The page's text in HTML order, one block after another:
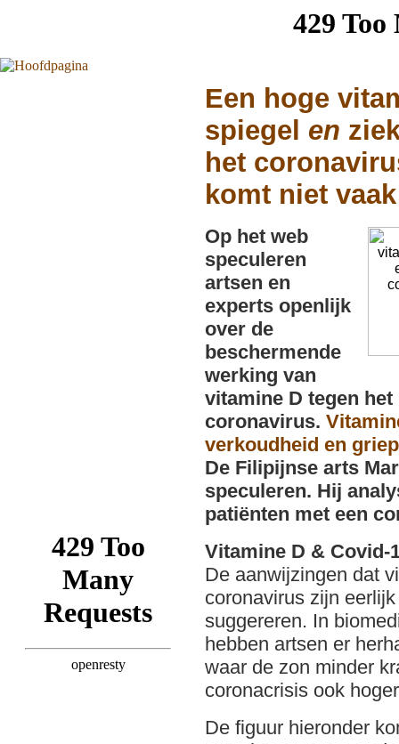
Een hoge
spiegel en
het
komt niet
Op het web
speculeren
artsen en
experts openlijk
over de
beschermende
werking van
vitamine D tegen het
coronavirus.
verkoudheid en griep
De Filipijnse arts
speculeren. Hij
patiënten met een
Vitamine D & Covid-
De aanwijzingen dat
coronavirus zijn
suggereren. In
hebben artsen er
waar de zon minder
coronacrisis ook
De figuur hieronder